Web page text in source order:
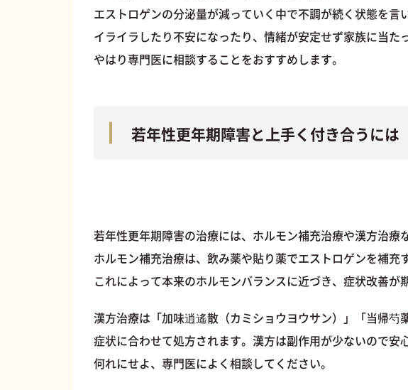
エストロゲンの分泌量が減っていく中で不調が続く状態を言
イライラしたり不安になったり、情緒が安定せず家族に当た
やはり専門医に相談することをおすすめします。
若年性更年期障害と上手く付き合うには
若年性更年期障害の治療には、ホルモン補充治療や漢方治療
ホルモン補充治療は、飲み薬や貼り薬でエストロゲンを補充
これによって本来のホルモンバランスに近づき、症状改善が
漢方治療は「加味逍遙散（カミショウヨウサン）」「当帰芍
症状に合わせて処方されます。漢方は副作用が少ないので安
何れにせよ、専門医によく相談してください。